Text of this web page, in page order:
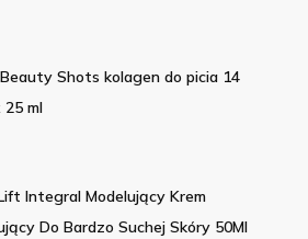
Shots kolagen do picia 14
25 ml
Integral Modelujący Krem
Do Bardzo Suchej Skóry 50Ml